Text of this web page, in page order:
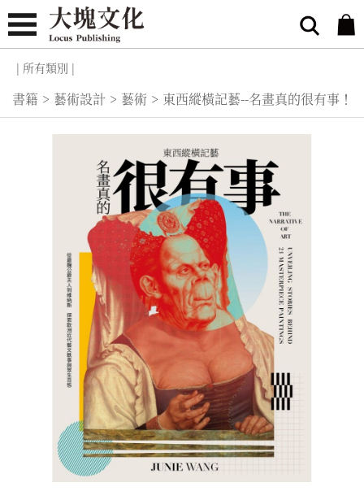
| 所有類別 |
書籍 > 藝術設計 > 藝術 > 東西縱橫記藝--名畫真的很有事！